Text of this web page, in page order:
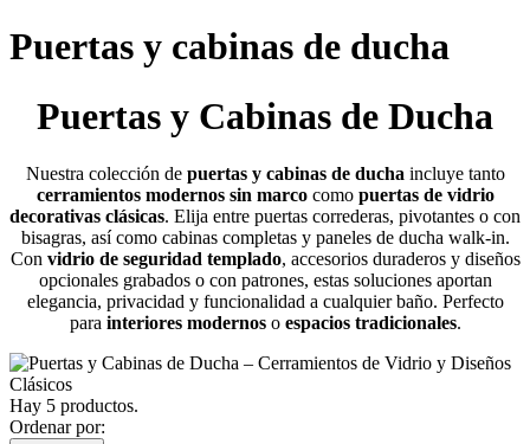
Puertas y cabinas de ducha
Puertas y Cabinas de Ducha
Nuestra colección de puertas y cabinas de ducha incluye tanto
cerramientos modernos sin marcocomo puertas de vidrio
decorativas clásicas. Elija entre puertas correderas, pivotantes o con
bisagras, así como cabinas completas y paneles de ducha walk-in.
Con vidrio de seguridad templado, accesorios duraderos y diseños
opcionales grabados o con patrones, estas soluciones aportan
elegancia, privacidad y funcionalidad a cualquier baño. Perfecto
para interiores modernoso espacios tradicionales.
Hay 5 productos.
Ordenar por: